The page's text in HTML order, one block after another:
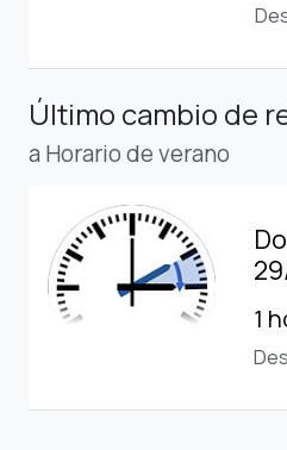
Último cambio de
a Horario de verano
1